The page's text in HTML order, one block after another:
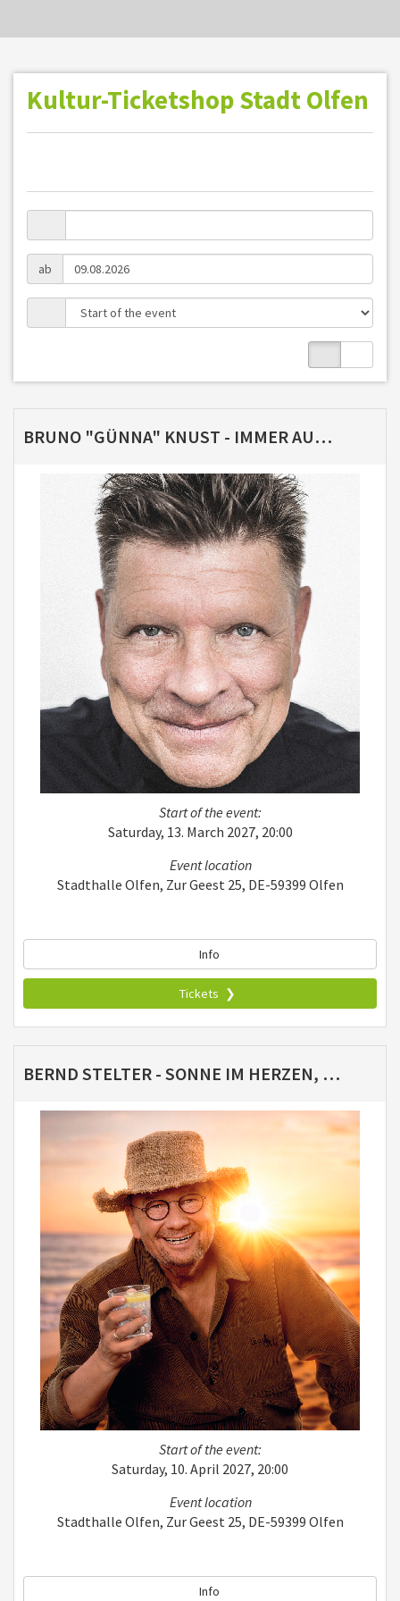
Kultur-Ticketshop Stadt Olfen
ab
BRUNO "GÜNNA" KNUST - IMMER AUF KNOPFDRUCK
Start of the event:
Saturday, 13. March 2027, 20:00
Event location
Stadthalle Olfen, Zur Geest 25, DE-59399 Olfen
Info
Tickets
BERND STELTER - SONNE IM HERZEN, BLÖDSINN IM KOPP!
Start of the event:
Saturday, 10. April 2027, 20:00
Event location
Stadthalle Olfen, Zur Geest 25, DE-59399 Olfen
Info